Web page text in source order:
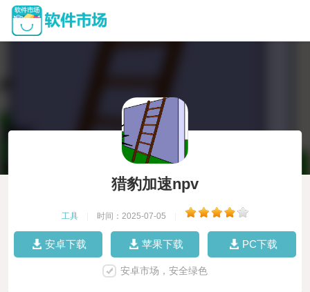
猎豹加速npv
工具 时间：2025-07-05
安卓下载 苹果下载 PC下载
安卓市场，安全绿色